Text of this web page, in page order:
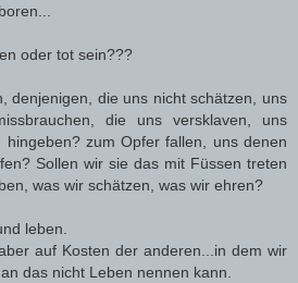
oder tot sein???
denjenigen, die uns nicht schätzen, uns
die uns versklaven, uns
hingeben? zum Opfer fallen, uns denen
Sollen wir sie das mit Füssen treten
was wir schätzen, was wir ehren?
leben.
auf Kosten der anderen...in dem wir
das nicht Leben nennen kann.